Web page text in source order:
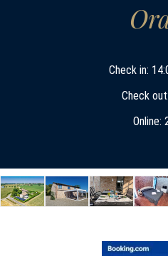
Check in:
Check
Online: